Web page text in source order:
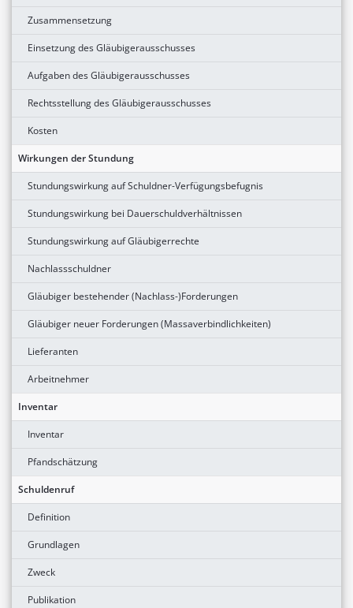
Zusammensetzung
Einsetzung des Gläubigerausschusses
Aufgaben des Gläubigerausschusses
Rechtsstellung des Gläubigerausschusses
Kosten
Wirkungen der Stundung
Stundungswirkung auf Schuldner-Verfügungsbefugnis
Stundungswirkung bei Dauerschuldverhältnissen
Stundungswirkung auf Gläubigerrechte
Nachlassschuldner
Gläubiger bestehender (Nachlass-)Forderungen
Gläubiger neuer Forderungen (Massaverbindlichkeiten)
Lieferanten
Arbeitnehmer
Inventar
Inventar
Pfandschätzung
Schuldenruf
Definition
Grundlagen
Zweck
Publikation